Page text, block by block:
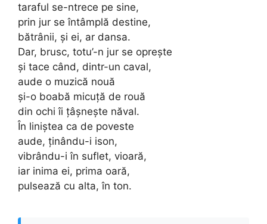
taraful se-ntrece pe sine,
prin jur se întâmplă destine,
bătrânii, și ei, ar dansa.
Dar, brusc, totu’-n jur se oprește
și tace când, dintr-un caval,
aude o muzică nouă
și-o boabă micuță de rouă
din ochi îi țâșnește năval.
În liniștea ca de poveste
aude, ținându-i ison,
vibrându-i în suflet, vioară,
iar inima ei, prima oară,
pulsează cu alta, în ton.